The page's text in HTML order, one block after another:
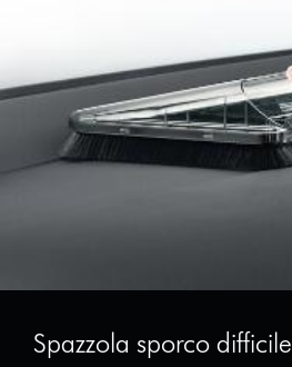
Spazzola sporco difficile